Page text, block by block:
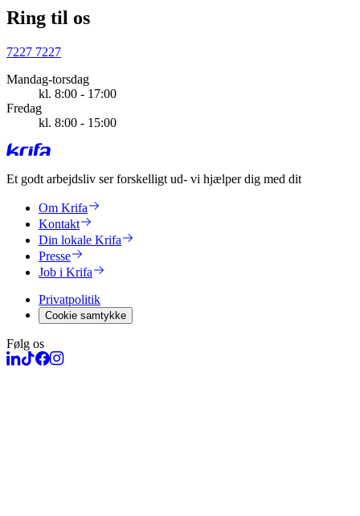
Ring til os
7227 7227
Mandag-torsdag
kl. 8:00 - 17:00
Fredag
kl. 8:00 - 15:00
Et godt arbejdsliv ser forskelligt ud- vi hjælper dig med dit
Om Krifa
Kontakt
Din lokale Krifa
Presse
Job i Krifa
Privatpolitik
Cookie samtykke
Følg os